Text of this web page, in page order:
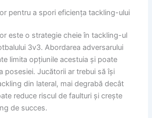
pentru a spori eficiența tackling-ului
este o strategie cheie în tackling-ul
3v3. Abordarea adversarului
limita opțiunile acestuia și poate
posesiei. Jucătorii ar trebui să își
din lateral, mai degrabă decât
reduce riscul de faulturi și crește
de succes.